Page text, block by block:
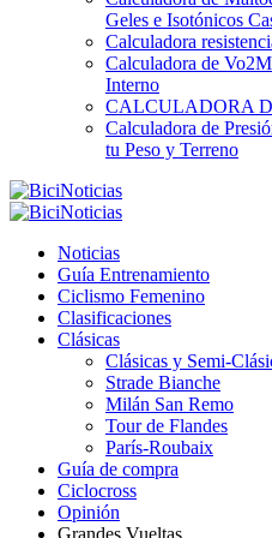
Geles e Isotónicos
Calculadora
Calculadora de
Interno
CALCULADORA
Calculadora de
tu Peso y Terreno
Noticias
Guía Entrenamiento
Ciclismo Femenino
Clasificaciones
Clásicas
Clásicas y Semi-
Strade Bianche
Milán San Remo
Tour de Flandes
París-Roubaix
Guía de compra
Ciclocross
Opinión
Grandes Vueltas